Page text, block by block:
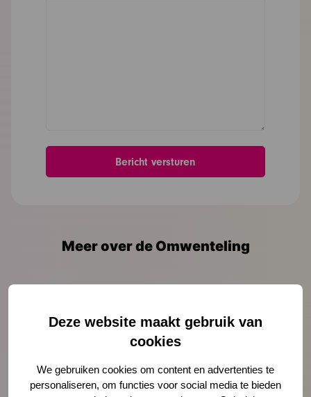
Deze website maakt gebruik van
cookies
We gebruiken cookies om content en advertenties te
personaliseren, om functies voor social media te bieden
Meer over de Omwenteling